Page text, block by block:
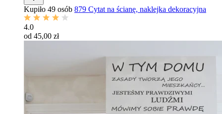
Kupiło 49 osób 879 Cytat na ścianę, naklejka dekoracyjna
4.0
od 45,00 zł